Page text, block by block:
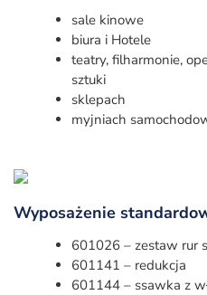
sale kinowe
biura i Hotele
teatry, filharmonie,
sztuki
sklepach
myjniach
Wyposażenie
601026 – zestaw rur
601141 – redukcja
601144 – ssawka z